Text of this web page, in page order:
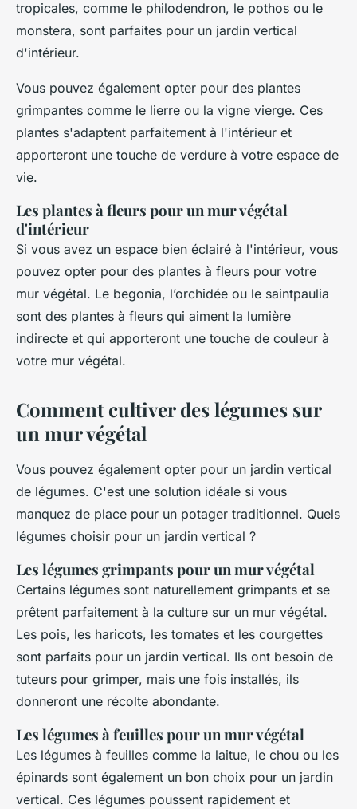
tropicales, comme le philodendron, le pothos ou le
monstera, sont parfaites pour un jardin vertical
d'intérieur.
Vous pouvez également opter pour des plantes
grimpantes comme le lierre ou la vigne vierge. Ces
plantes s'adaptent parfaitement à l'intérieur et
apporteront une touche de verdure à votre espace de
vie.
Les plantes à fleurs pour un mur végétal
d'intérieur
Si vous avez un espace bien éclairé à l'intérieur, vous
pouvez opter pour des plantes à fleurs pour votre
mur végétal. Le begonia, l’orchidée ou le saintpaulia
sont des plantes à fleurs qui aiment la lumière
indirecte et qui apporteront une touche de couleur à
votre mur végétal.
Comment cultiver des légumes sur
un mur végétal
Vous pouvez également opter pour un jardin vertical
de légumes. C'est une solution idéale si vous
manquez de place pour un potager traditionnel. Quels
légumes choisir pour un jardin vertical ?
Les légumes grimpants pour un mur végétal
Certains légumes sont naturellement grimpants et se
prêtent parfaitement à la culture sur un mur végétal.
Les pois, les haricots, les tomates et les courgettes
sont parfaits pour un jardin vertical. Ils ont besoin de
tuteurs pour grimper, mais une fois installés, ils
donneront une récolte abondante.
Les légumes à feuilles pour un mur végétal
Les légumes à feuilles comme la laitue, le chou ou les
épinards sont également un bon choix pour un jardin
vertical. Ces légumes poussent rapidement et